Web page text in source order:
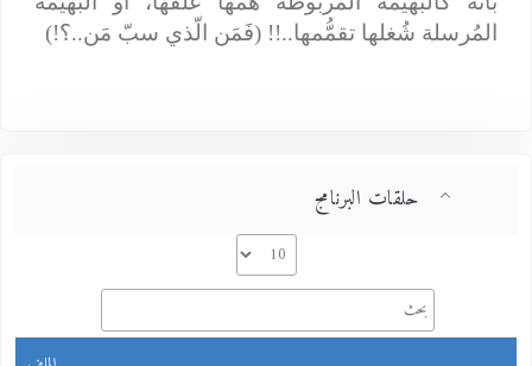
المُرسلة شُغلها تقمُّمها..!! (فَمَن الّذي سبّ مَن..؟!)
حلقات البرنامج